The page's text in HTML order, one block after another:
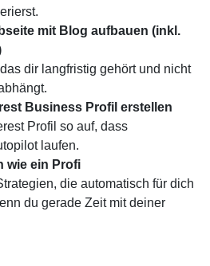
mit Blog aufbauen (inkl.
dir langfristig gehört und nicht
Business Profil erstellen
Profil so auf, dass
laufen.
wie ein Profi
die automatisch für dich
du gerade Zeit mit deiner